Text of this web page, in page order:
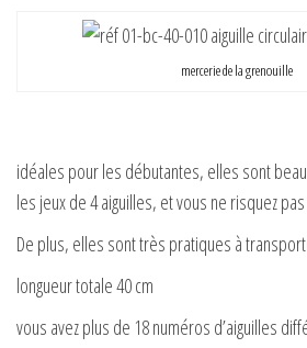
mercerie de la grenouille
idéales pour les débutantes, elles sont
les jeux de 4 aiguilles, et vous ne risquez
De plus, elles sont très pratiques à
longueur totale 40 cm
vous avez plus de 18 numéros d’aiguilles